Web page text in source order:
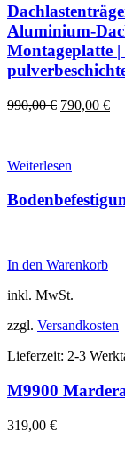
Aluminium-
Montageplatte
990,00€ 790,00 €
Weiterlesen
In den Warenkorb
inkl. MwSt.
zzgl. Versandkosten
Lieferzeit: 2-3
M9900
319,00 €